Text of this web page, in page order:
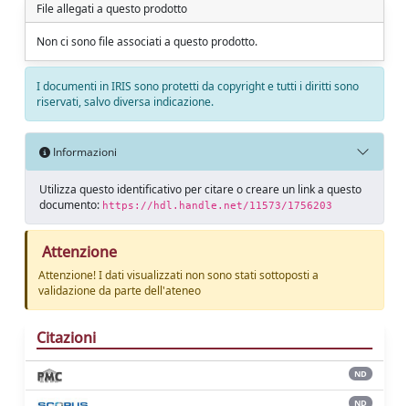
File allegati a questo prodotto
Non ci sono file associati a questo prodotto.
I documenti in IRIS sono protetti da copyright e tutti i diritti sono
riservati, salvo diversa indicazione.
Informazioni
Utilizza questo identificativo per citare o creare un link a questo
documento: https://hdl.handle.net/11573/1756203
Attenzione
Attenzione! I dati visualizzati non sono stati sottoposti a
validazione da parte dell'ateneo
Citazioni
ND
ND